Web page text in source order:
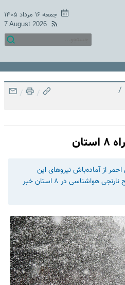
جمعه ۱۶ مرداد ۱۴۰۵
7 August 2026
/
/
/
از آماده‌باش نیروهای این
جمعیت در پی صدور هشدار سطح نارنجی هواشناسی در ۸ استان خبر